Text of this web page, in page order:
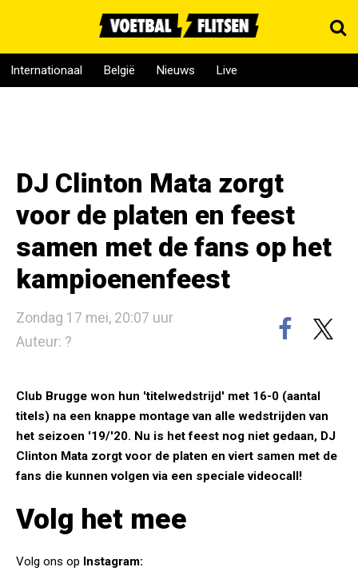
Internationaal België Nieuws Live
DJ Clinton Mata zorgt
voor de platen en feest
samen met de fans op het
kampioenenfeest
Zondag 17 mei, 20:07 uur
Auteur: ?
Club Brugge won hun 'titelwedstrijd' met 16-0 (aantal
titels) na een knappe montage van alle wedstrijden van
het seizoen '19/'20. Nu is het feest nog niet gedaan, DJ
Clinton Mata zorgt voor de platen en viert samen met de
fans die kunnen volgen via een speciale videocall!
Volg het mee
Volg ons op Instagram: